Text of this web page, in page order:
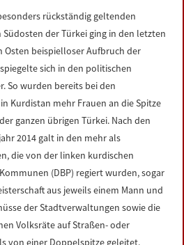
rückständig geltenden
der Türkei ging in den letzten
beispielloser Aufbruch der
sich in den politischen
So wurden bereits bei den
Kurdistan mehr Frauen an die Spitze
ganzen übrigen Türkei. Nach den
2014 galt in den mehr als
die von der linken kurdischen
(DBP) regiert wurden, sogar
aus jeweils einem Mann und
der Stadtverwaltungen sowie die
Volksräte auf Straßen- oder
von einer Doppelspitze geleitet.